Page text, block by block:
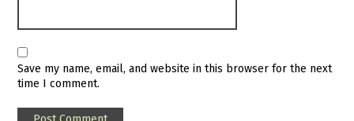
Save my name, email, and website in this browser for the next
time I comment.